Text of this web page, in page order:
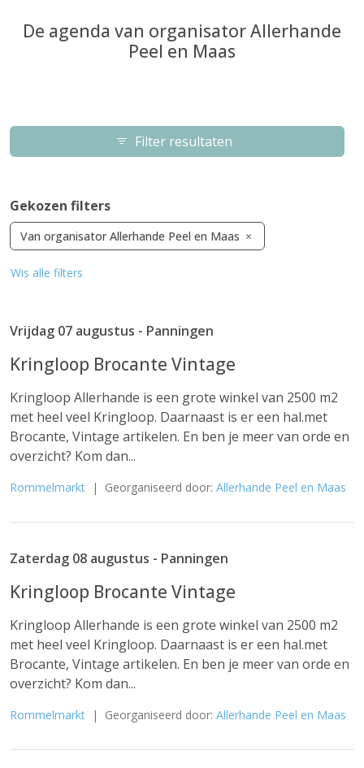
De agenda van organisator Allerhande
Peel en Maas
Filter resultaten
Gekozen filters
Van organisator Allerhande Peel en Maas
Wis alle filters
Vrijdag 07 augustus - Panningen
Kringloop Brocante Vintage
Kringloop Allerhande is een grote winkel van 2500 m2
met heel veel Kringloop. Daarnaast is er een hal.met
Brocante, Vintage artikelen. En ben je meer van orde en
overzicht? Kom dan...
Rommelmarkt | Georganiseerd door: Allerhande Peel en Maas
Zaterdag 08 augustus - Panningen
Kringloop Brocante Vintage
Kringloop Allerhande is een grote winkel van 2500 m2
met heel veel Kringloop. Daarnaast is er een hal.met
Brocante, Vintage artikelen. En ben je meer van orde en
overzicht? Kom dan...
Rommelmarkt | Georganiseerd door: Allerhande Peel en Maas